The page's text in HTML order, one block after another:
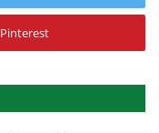
Pinterest